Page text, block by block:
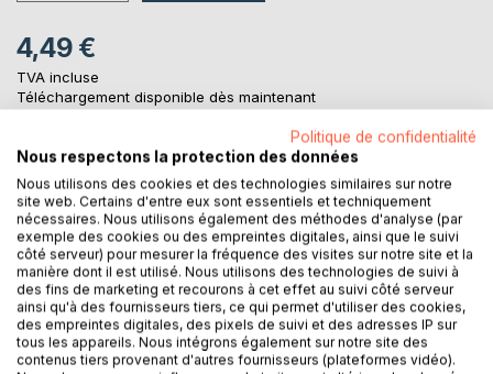
4,49 €
TVA incluse
Téléchargement disponible dès maintenant
AJOUTER AU PANIER
Ajouter à ma liste d'envies
Laisser un avis
Politique de confidentialité
Nous respectons la protection des données
Nous utilisons des cookies et des technologies similaires sur notre
site web. Certains d'entre eux sont essentiels et techniquement
nécessaires. Nous utilisons également des méthodes d'analyse (par
exemple des cookies ou des empreintes digitales, ainsi que le suivi
côté serveur) pour mesurer la fréquence des visites sur notre site et la
manière dont il est utilisé. Nous utilisons des technologies de suivi à
des fins de marketing et recourons à cet effet au suivi côté serveur
ainsi qu'à des fournisseurs tiers, ce qui permet d'utiliser des cookies,
des empreintes digitales, des pixels de suivi et des adresses IP sur
tous les appareils. Nous intégrons également sur notre site des
contenus tiers provenant d'autres fournisseurs (plateformes vidéo).